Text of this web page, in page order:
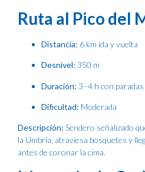
Ruta al Pico del
Distancia: 6 km ida y vuelta
Desnivel: 350 m
Duración: 3–4 h con paradas
Dificultad: Moderada
Descripción: Sendero señalizado
la Umbría, atraviesa bosquetes y
antes de coronar la cima.